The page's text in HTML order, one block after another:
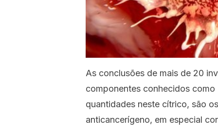
As conclusões de mais de 20
componentes conhecidos como
quantidades neste cítrico, são
anticancerígeno, em especial